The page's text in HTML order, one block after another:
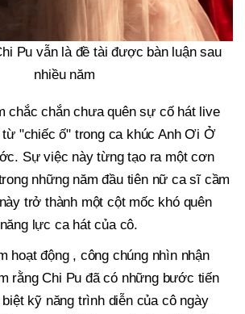
Pu vẫn là đề tài được bàn luận sau
nhiều năm
chắc chắn chưa quên sự cố hát live
"chiếc ố" trong ca khúc Anh Ơi Ở
Sự việc này từng tạo ra một cơn
những năm đầu tiên nữ ca sĩ cầm
trở thành một cột mốc khó quên
lực ca hát của cô.
hoạt động , công chúng nhìn nhận
rằng Chi Pu đã có những bước tiến
kỹ năng trình diễn của cô ngày